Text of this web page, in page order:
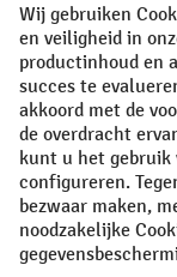
Algemene
Privacyverklaring
All prices excl. VAT
if not stated
¹ De korting is geldig
toepassing op
procentuele